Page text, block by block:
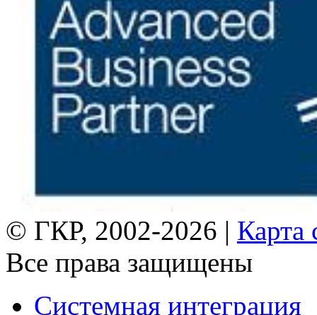
© ГКР, 2002-2026 | Карта
Все права защищены
Системная интеграция